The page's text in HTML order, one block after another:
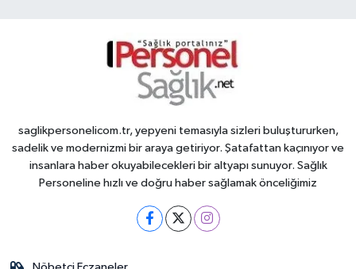
saglikpersonelicom.tr, yepyeni temasıyla sizleri buluştururken,
sadelik ve modernizmi bir araya getiriyor. Şatafattan kaçınıyor ve
insanlara haber okuyabilecekleri bir altyapı sunuyor. Sağlık
Personeline hızlı ve doğru haber sağlamak önceliğimiz
Nöbetçi Eczaneler